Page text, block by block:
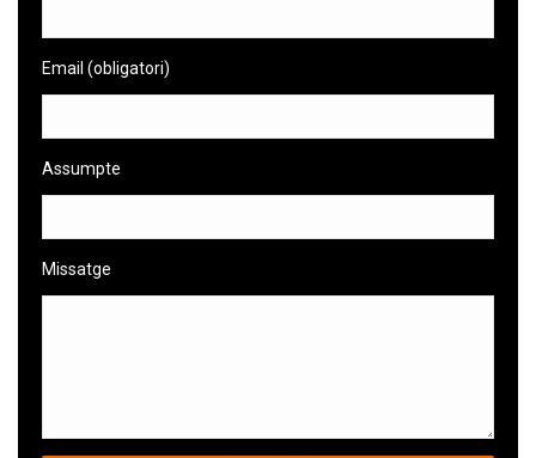
Email (obligatori)
Assumpte
Missatge